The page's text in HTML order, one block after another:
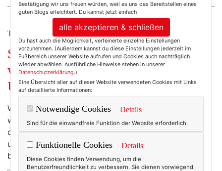
TEXTERELLA BLICKT ZURÜCK.
Salut März! Bye-bye Februar – du
warst eiskalt und wunderbar warm!
Und das alles in nur 28 Tagen!
Was für ein Februar! Wer schon auf Frühling hoffte,
wurde natürlich bitter enttäuscht! Stattdessen legte
der Winter noch mal nach: Schnee, noch mehr Schnee
und eisigsten Temperaturen. Ich mag das ja. Aber ich
bin ja manchmal auch ein bisschen seltsam.
Bestätigung wir uns freuen würden, weil es uns das Bereitstellen eines
guten Blogs erleichtert. Du kannst jetzt einfach
alle akzeptieren & schließen
Du hast auch die Möglichkeit, verfeinerte einzelne Einstellungen
vorzunehmen. (Außerdem kannst du diese Einstellungen jederzeit im
Fußbereich unserer Website aufrufen und Cookies auch nachträglich
wieder abwählen. Ausführliche Hinweise stehen in unserer
Datenschutzerklärung.)
Eine Übersicht aller auf dieser Website verwendeten Cookies mit Links
auf detaillierte Informationen:
Notwendige Cookies Details
Sind für die einwandfreie Funktion der Website erforderlich.
Funktionelle Cookies Details
Diese Cookies finden Verwendung, um die
Benutzerfreundlichkeit zu verbessern. Sie dienen vorwiegend